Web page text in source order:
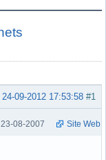
#1
24-09-2012 17:53:58
23-08-2007 Site Web